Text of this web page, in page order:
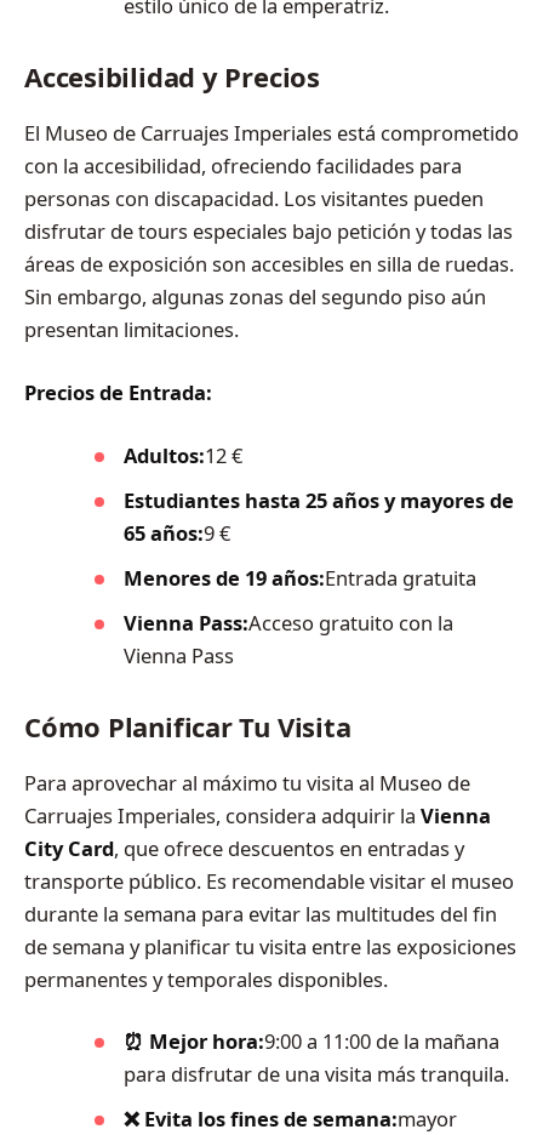
Accesibilidad y Precios
El Museo de Carruajes Imperiales está comprometido
con la accesibilidad, ofreciendo facilidades para
personas con discapacidad. Los visitantes pueden
disfrutar de tours especiales bajo petición y todas las
áreas de exposición son accesibles en silla de ruedas.
Sin embargo, algunas zonas del segundo piso aún
presentan limitaciones.
Precios de Entrada:
Adultos:12 €
Estudiantes hasta 25 años y mayores de
65 años:9 €
Menores de 19 años:Entrada gratuita
Vienna Pass:Acceso gratuito con la
Vienna Pass
Cómo Planificar Tu Visita
Para aprovechar al máximo tu visita al Museo de
Carruajes Imperiales, considera adquirir la Vienna
City Card, que ofrece descuentos en entradas y
transporte público. Es recomendable visitar el museo
durante la semana para evitar las multitudes del fin
de semana y planificar tu visita entre las exposiciones
permanentes y temporales disponibles.
⏰ Mejor hora:9:00 a 11:00 de la mañana
para disfrutar de una visita más tranquila.
❌ Evita los fines de semana:mayor